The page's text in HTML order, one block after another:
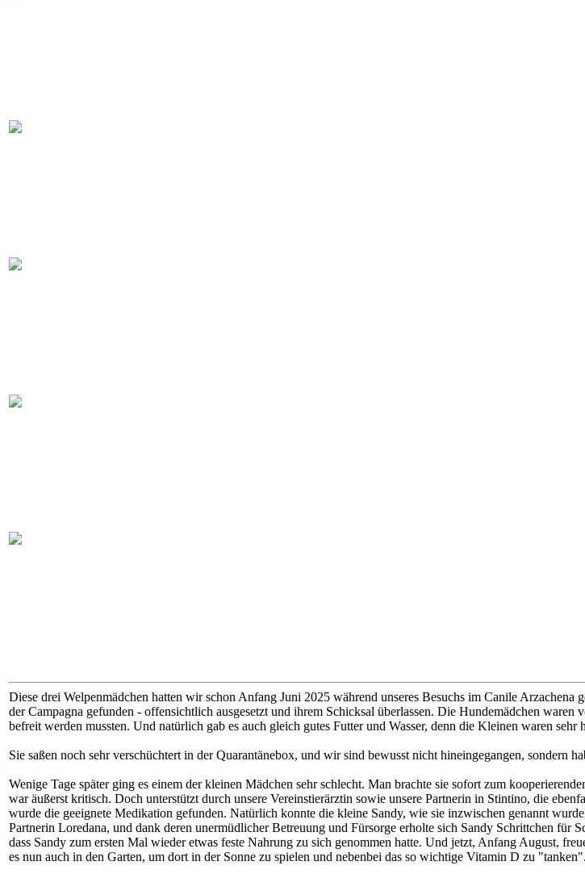
Diese drei Welpenmädchen hatten wir schon Anfang Juni 2025 während unseres Besuchs im Canile
der Campagna gefunden - offensichtlich ausgesetzt und ihrem Schicksal überlassen. Die Hundemädchen
befreit werden mussten. Und natürlich gab es auch gleich gutes Futter und Wasser, denn die Kleinen waren sehr
Sie saßen noch sehr verschüchtert in der Quarantänebox, und wir sind bewusst nicht hineingegangen, sondern
Wenige Tage später ging es einem der kleinen Mädchen sehr schlecht. Man brachte sie sofort zum
war äußerst kritisch. Doch unterstützt durch unsere Vereinstierärztin sowie unsere Partnerin in Stintino, die
wurde die geeignete Medikation gefunden. Natürlich konnte die kleine Sandy, wie sie inzwischen genannt
Partnerin Loredana, und dank deren unermüdlicher Betreuung und Fürsorge erholte sich Sandy Schrittchen
dass Sandy zum ersten Mal wieder etwas feste Nahrung zu sich genommen hatte. Und jetzt, Anfang August,
es nun auch in den Garten, um dort in der Sonne zu spielen und nebenbei das so wichtige Vitamin D zu "tanken".